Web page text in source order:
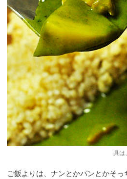
具は
ご飯よりは、ナンとかパンとかそっ